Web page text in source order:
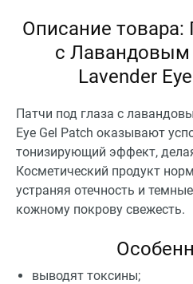
Описание товара:
с Лавандовым
Lavender
Патчи под глаза с
Eye Gel Patch оказывают
тонизирующий эффект,
Косметический продукт
устраняя отечность и
кожному покрову свежесть.
выводят токсины;